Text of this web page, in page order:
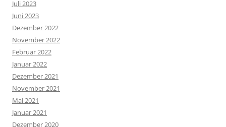
Juli 2023
Juni 2023
Dezember 2022
November 2022
Februar 2022
Januar 2022
Dezember 2021
November 2021
Mai 2021
Januar 2021
Dezember 2020